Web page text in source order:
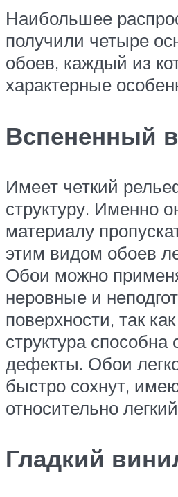
Наибольшее
получили четыре
обоев, каждый из
характерные
Вспененный
Имеет четкий
структуру. Именно
материалу
этим видом обоев
Обои можно
неровные и
поверхности, так
структура способна
дефекты. Обои
быстро сохнут,
относительно
Гладкий